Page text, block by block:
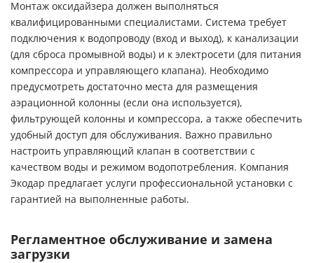
Монтаж оксидайзера должен выполняться
квалифицированными специалистами. Система требует
подключения к водопроводу (вход и выход), к канализации
(для сброса промывной воды) и к электросети (для питания
компрессора и управляющего клапана). Необходимо
предусмотреть достаточно места для размещения
аэрационной колонны (если она используется),
фильтрующей колонны и компрессора, а также обеспечить
удобный доступ для обслуживания. Важно правильно
настроить управляющий клапан в соответствии с
качеством воды и режимом водопотребления. Компания
Экодар предлагает услуги профессиональной установки с
гарантией на выполненные работы.
Регламентное обслуживание и замена
загрузки